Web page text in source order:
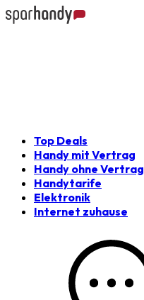
Top Deals
Handy mit Vertrag
Handy ohne Vertrag
Handytarife
Elektronik
Internet zuhause